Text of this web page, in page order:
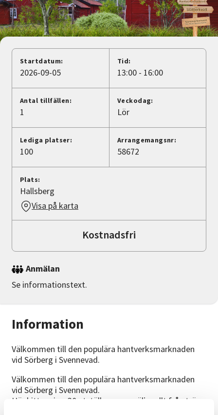
Nyheter
Avdelningar
Lyssna
Information
Välkommen till den populära hantverksmarknaden
vid Sörberg i Svennevad.
Välkommen till den populära hantverksmarknaden
vid Sörberg i Svennevad.
Här hittar ni ca 30 utställare som säljer allt från trä-
Startdatum:
2026-09-05
Tid:
13:00 - 16:00
Antal tillfällen:
1
Veckodag:
Lör
Lediga platser:
100
Arrangemangsnr:
58672
Plats:
Hallsberg
Visa på karta
Kostnadsfri
Anmälan
Se informationstext.